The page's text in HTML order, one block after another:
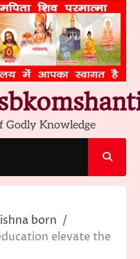
Godly Knowledge
born
elevate the